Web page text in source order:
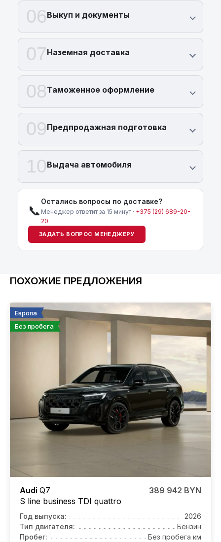
06Выкуп и документы
07Наземная доставка
08Таможенное оформление
09Предпродажная подготовка
10Выдача автомобиля
📞
Остались вопросы по доставке?
Менеджер ответит за 15 минут · +375 (29) 689-20-
20
ЗАДАТЬ ВОПРОС МЕНЕДЖЕРУ
ПОХОЖИЕ ПРЕДЛОЖЕНИЯ
Европа
Без пробега
Audi Q7
S line business TDI quattro
389 942 BYN
Год выпуска:
2026
Тип двигателя:
Бензин
Пробег:
Без пробега км